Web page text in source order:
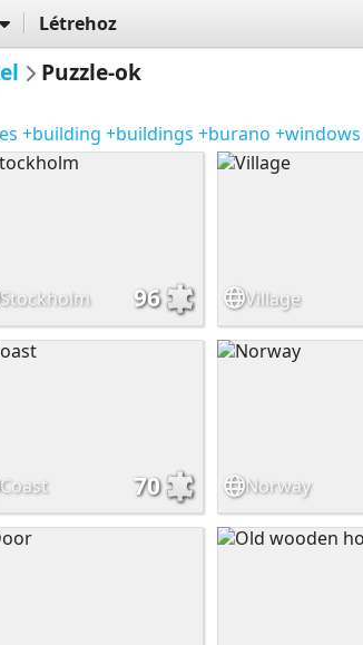
Létrehoz
Puzzle-ok
+building +buildings +burano +windows
Stockholm 96 Village
Coast 70 Norway